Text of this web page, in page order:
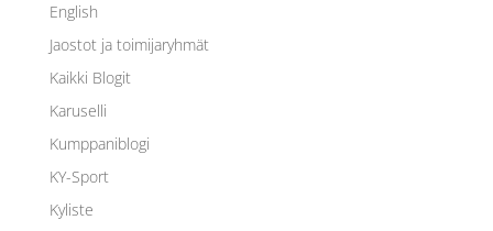
English
Jaostot ja toimijaryhmät
Kaikki Blogit
Karuselli
Kumppaniblogi
KY-Sport
Kyliste